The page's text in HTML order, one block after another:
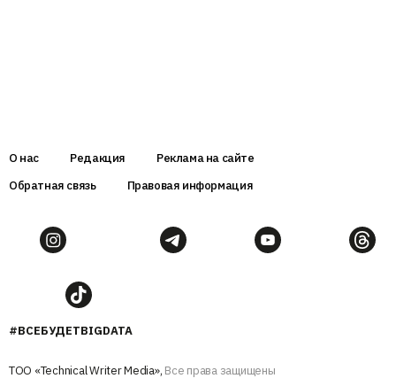
О нас Редакция
Реклама на сайте
Обратная связь
Правовая информация
#ВСЕБУДЕТBIGDATA
ТОО «Technical Writer Media», Все права защищены